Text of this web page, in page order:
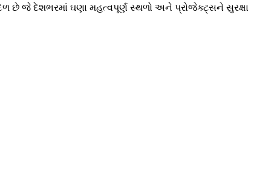
છે જે દેશભરમાં ઘણા મહત્વપૂર્ણ સ્થળો અને પ્રોજેક્ટ્સને સુરક્ષા